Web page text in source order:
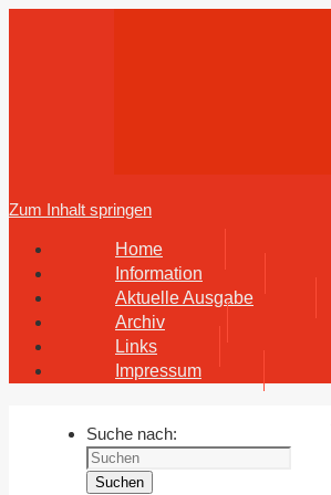
Zum Inhalt springen
Home
Information
Aktuelle Ausgabe
Archiv
Links
Impressum
Suche nach:
Suchen